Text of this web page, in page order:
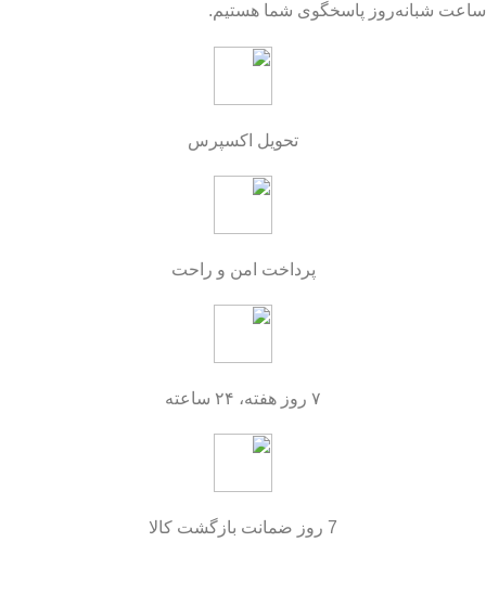
ساعت شبانه‌روز پاسخگوی شما هستیم.
تحویل اکسپرس
پرداخت امن و راحت
۷ روز هفته، ۲۴ ساعته
7 روز ضمانت بازگشت کالا